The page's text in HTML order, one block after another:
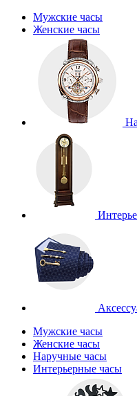
Мужские часы
Женские часы
Мужские часы
Женские часы
Наручные часы
Интерьерные часы